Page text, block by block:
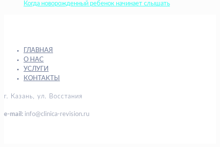
Когда новорожденный ребенок начинает слышать
ГЛАВНАЯ
О НАС
УСЛУГИ
КОНТАКТЫ
г. Казань, ул. Восстания
e-mail: info@clinica-revision.ru